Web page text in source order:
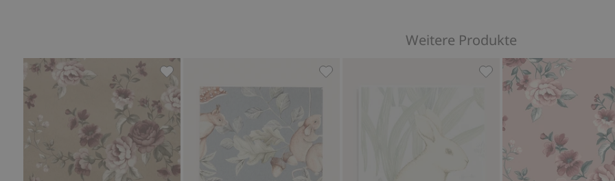
Weitere Produkte
Blumentapete, Zu Favoriten hinzufügenTapetenmuster Minou, Zu Favoriten hinzufügen
Tapetenmuster Magic